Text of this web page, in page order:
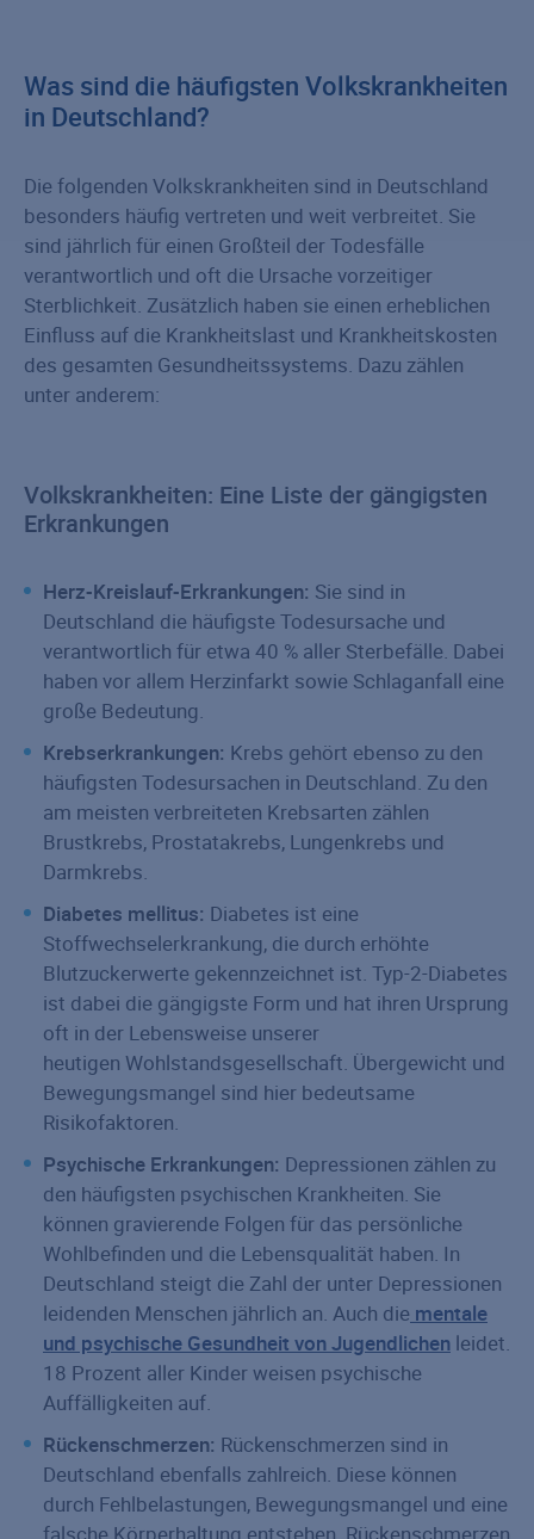
Was sind die häufigsten Volkskrankheiten
in Deutschland?
Die folgenden Volkskrankheiten sind in Deutschland
besonders häufig vertreten und weit verbreitet. Sie
sind jährlich für einen Großteil der Todesfälle
verantwortlich und oft die Ursache vorzeitiger
Sterblichkeit. Zusätzlich haben sie einen erheblichen
Einfluss auf die Krankheitslast und Krankheitskosten
des gesamten Gesundheitssystems. Dazu zählen
unter anderem:
Volkskrankheiten: Eine Liste der gängigsten
Erkrankungen
Herz-Kreislauf-Erkrankungen: Sie sind in
Deutschland die häufigste Todesursache und
verantwortlich für etwa 40 % aller Sterbefälle. Dabei
haben vor allem Herzinfarkt sowie Schlaganfall eine
große Bedeutung.
Krebserkrankungen: Krebs gehört ebenso zu den
häufigsten Todesursachen in Deutschland. Zu den
am meisten verbreiteten Krebsarten zählen
Brustkrebs, Prostatakrebs, Lungenkrebs und
Darmkrebs.
Diabetes mellitus: Diabetes ist eine
Stoffwechselerkrankung, die durch erhöhte
Blutzuckerwerte gekennzeichnet ist. Typ-2-Diabetes
ist dabei die gängigste Form und hat ihren Ursprung
oft in der Lebensweise unserer
heutigen Wohlstandsgesellschaft. Übergewicht und
Bewegungsmangel sind hier bedeutsame
Risikofaktoren.
Psychische Erkrankungen: Depressionen zählen zu
den häufigsten psychischen Krankheiten. Sie
können gravierende Folgen für das persönliche
Wohlbefinden und die Lebensqualität haben. In
Deutschland steigt die Zahl der unter Depressionen
leidenden Menschen jährlich an. Auch die mentale
und psychische Gesundheit von Jugendlichen leidet.
18 Prozent aller Kinder weisen psychische
Auffälligkeiten auf.
Rückenschmerzen: Rückenschmerzen sind in
Deutschland ebenfalls zahlreich. Diese können
durch Fehlbelastungen, Bewegungsmangel und eine